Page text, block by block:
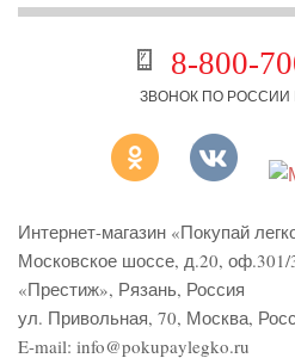
8-800-
ЗВОНОК ПО РОССИИ
Интернет-магазин «Покупай
Московское шоссе, д.20, оф.301/
«Престиж», Рязань, Россия
ул. Привольная, 70, Москва,
E-mail: info@pokupaylegko.ru